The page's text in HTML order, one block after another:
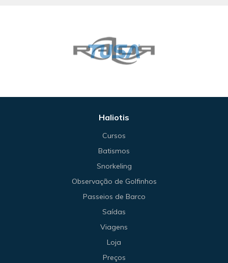
Haliotis
Cursos
Batismos
Snorkeling
Observação de Golfinhos
Passeios de Barco
Saídas
Viagens
Loja
Preços